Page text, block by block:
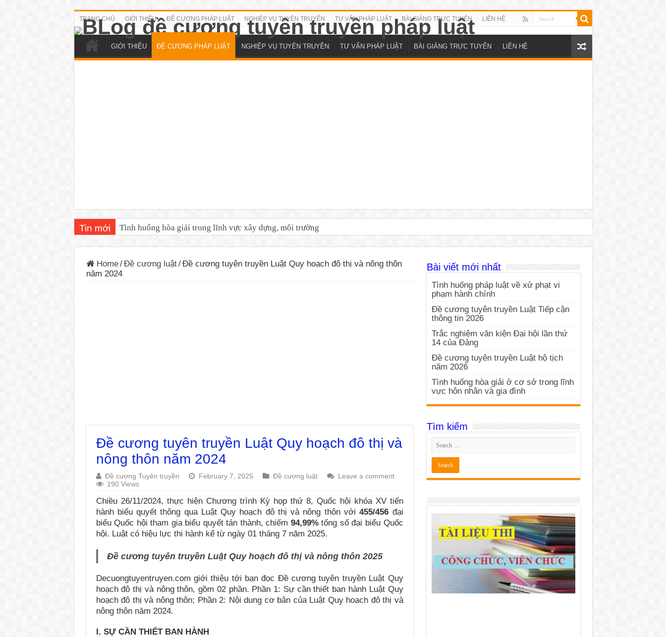
TRANG CHỦ GIỚI THIỆU ĐỀ CƯƠNG PHÁP LUẬT NGHIỆP VỤ TUYÊN TRUYỀN TƯ VẤN PHÁP LUẬT BÀI GIẢNG TRỰC TUYẾN LIÊN HỆ
GIỚI THIỆU ĐỀ CƯƠNG PHÁP LUẬT NGHIỆP VỤ TUYÊN TRUYỀN TƯ VẤN PHÁP LUẬT BÀI GIẢNG TRỰC TUYẾN LIÊN HỆ
Tin mới Tình huống hòa giải trong lĩnh vực xây dựng, môi trường
Home/Đề cương luật/Đề cương tuyên truyền Luật Quy hoạch đô thị và nông thôn
năm 2024
Đề cương tuyên truyền Luật Quy hoạch đô thị và
nông thôn năm 2024
Đề cương Tuyên truyền February 7, 2025 Đề cương luật
Leave a comment
190 Views
Chiều 26/11/2024, thực hiện Chương trình Kỳ họp thứ 8, Quốc hội khóa XV tiến
hành biểu quyết thông qua Luật Quy hoạch đô thị và nông thôn với455/456 đại
biểu Quốc hội tham gia biểu quyết tán thành, chiếm 94,99%tổng số đại biểu Quốc
hội. Luật có hiệu lực thi hành kể từ ngày 01 tháng 7 năm 2025.
Đề cương tuyên truyền Luật Quy hoạch đô thị và nông thôn 2025
Decuongtuyentruyen.com giới thiệu tới bạn đọc Đề cương tuyên truyền Luật Quy
hoạch đô thị và nông thôn, gồm 02 phần. Phần 1: Sự cần thiết ban hành Luật Quy
hoạch đô thị và nông thôn; Phần 2: Nội dung cơ bản của Luật Quy hoạch đô thị và
nông thôn năm 2024.
I. SỰ CẦN THIẾT BAN HÀNH
Bài viết mới nhất
Tình huống pháp luật về xử phạt vi
phạm hành chính
Đề cương tuyên truyền Luật Tiếp cận
thông tin 2026
Trắc nghiệm văn kiện Đại hội lần thứ
14 của Đảng
Đề cương tuyên truyền Luật hộ tịch
năm 2026
Tình huống hòa giải ở cơ sở trong lĩnh
vực hôn nhân và gia đình
Tìm kiếm